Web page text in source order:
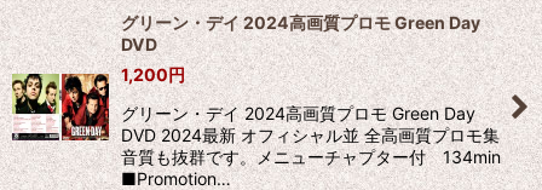
グリーン・デイ 2024高画質プロモ Green Day
DVD
1,200円
グリーン・デイ 2024高画質プロモ Green Day
DVD 2024最新 オフィシャル並 全高画質プロモ集
音質も抜群です。メニューチャプター付 134min
■Promotion…